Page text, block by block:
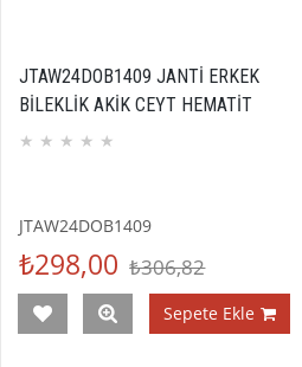
JTAW24DOB1409 JANTİ ERKEK
BİLEKLİK AKİK CEYT HEMATİT
DOĞALTAŞ SARI KIRMIZI TASARIM
★ ★ ★ ★ ★
JTAW24DOB1409
₺298,00 ₺306,82
Sepete Ekle